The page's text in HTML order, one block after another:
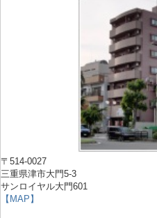
〒514-0027
三重県津市大門5-3
サンロイヤル大門601
【MAP】